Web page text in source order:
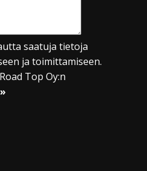
saatuja tietoja
ja toimittamiseen.
Top Oy:n